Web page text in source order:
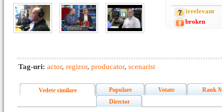
irrelevant
broken
Tag-uri: actor, regizor, producator, scenarist
Vedete similare Populare Votate
Rank
Director